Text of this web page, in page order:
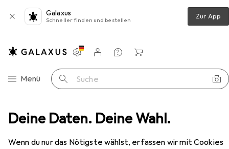
Deine Daten. Deine Wahl.
Wenn du nur das Nötigste wählst, erfassen wir mit Cookies
Galaxus
Schneller finden und bestellen Zur App
Navigation nach Kategorien
Menü Suche
Einstellungen
Kundenkonto
Vergleichslisten
Merklisten
Warenkorb
Türband Simonswerk Flügelteil VARIANT V 0026 WF